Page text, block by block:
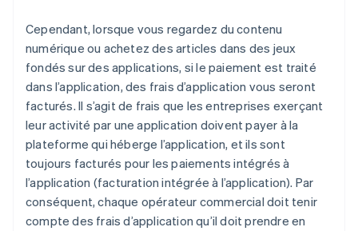
Cependant, lorsque vous regardez du contenu
numérique ou achetez des articles dans des jeux
fondés sur des applications, si le paiement est traité
dans l’application, des frais d’application vous seront
facturés. Il s’agit de frais que les entreprises exerçant
leur activité par une application doivent payer à la
plateforme qui héberge l’application, et ils sont
toujours facturés pour les paiements intégrés à
l’application (facturation intégrée à l’application). Par
conséquent, chaque opérateur commercial doit tenir
compte des frais d’application qu’il doit prendre en